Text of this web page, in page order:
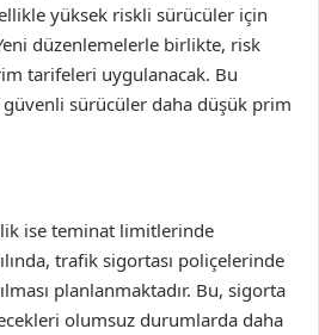
yüksek riskli sürücüler için
düzenlemelerle birlikte, risk
tarifeleri uygulanacak. Bu
sürücüler daha düşük prim
ise teminat limitlerinde
trafik sigortası poliçelerinde
planlanmaktadır. Bu, sigorta
olumsuz durumlarda daha